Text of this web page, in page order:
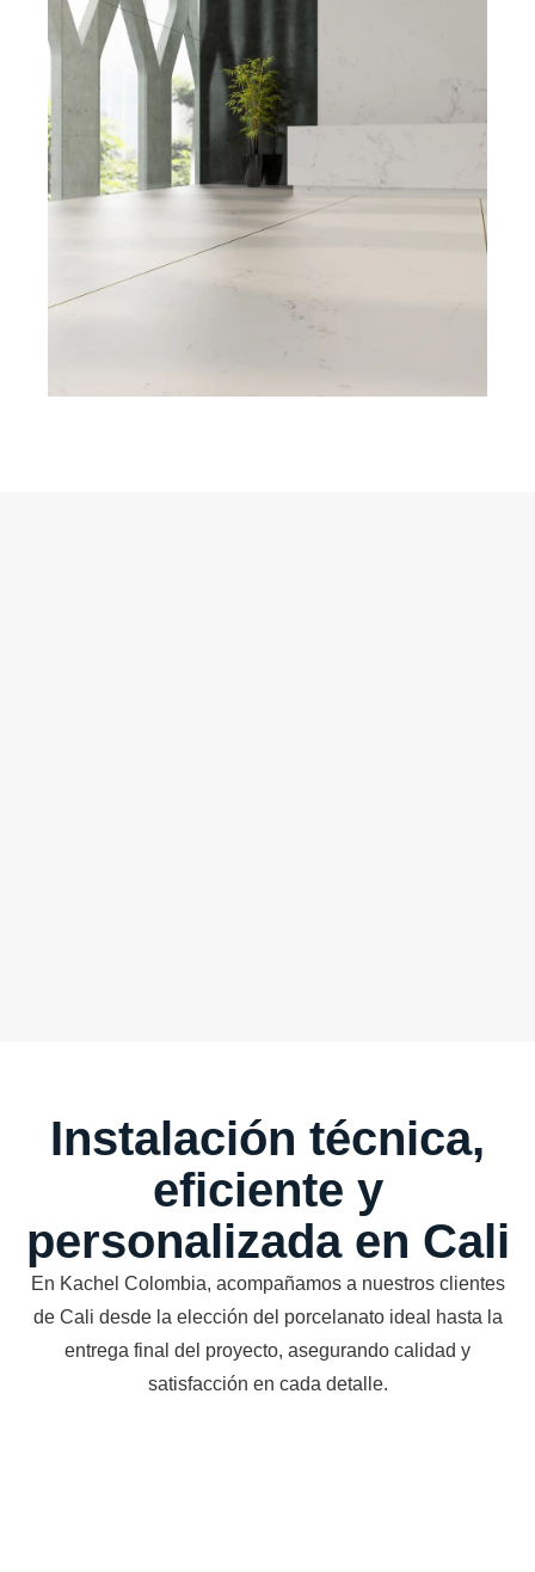
Instalación técnica,
eficiente y
personalizada en Cali
En Kachel Colombia, acompañamos a nuestros clientes
de Cali desde la elección del porcelanato ideal hasta la
entrega final del proyecto, asegurando calidad y
satisfacción en cada detalle.